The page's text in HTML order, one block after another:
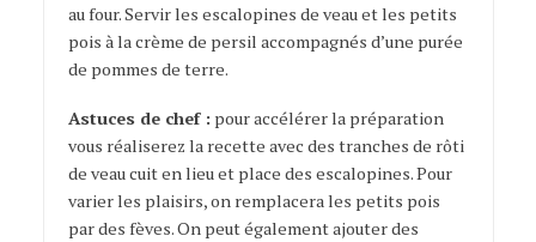
au four. Servir les escalopines de veau et les petits
pois à la crème de persil accompagnés d’une purée
de pommes de terre.
Astuces de chef : pour accélérer la préparation
vous réaliserez la recette avec des tranches de rôti
de veau cuit en lieu et place des escalopines. Pour
varier les plaisirs, on remplacera les petits pois
par des fèves. On peut également ajouter des